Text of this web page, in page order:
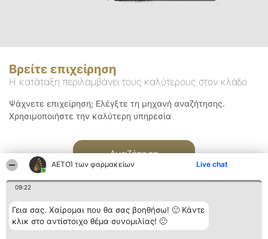
ΑΕΤΟΊ των φαρμακείων Live chat
09:22
Γεια σας. Χαίρομαι που θα σας βοηθήσω! 🙂 Κάντε
κλικ στο αντίστοιχο θέμα συνομιλίας! 🙂
Βρείτε επιχείρηση
Η κατάταξη περιλαμβάνει τους καλύτερους στον κλάδο
Ψάχνετε επιχείρηση; Ελέγξτε τη μηχανή αναζήτησης.
Χρησιμοποιήστε την καλύτερη υπηρεσία
Αναζήτηση